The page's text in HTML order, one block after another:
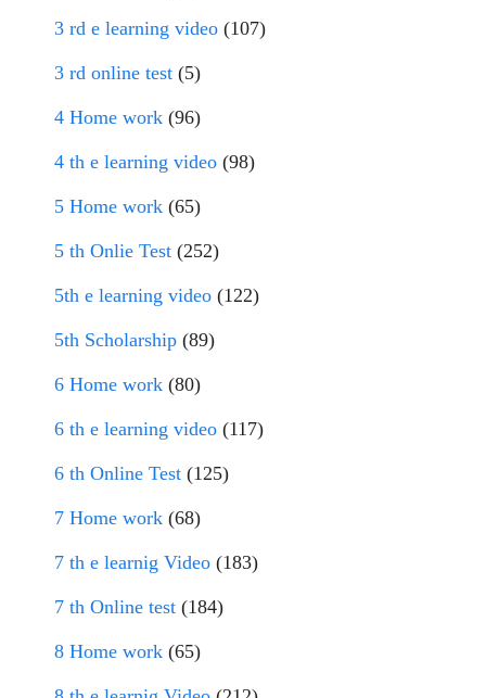
3 rd e learning video (107)
3 rd online test (5)
4 Home work (96)
4 th e learning video (98)
5 Home work (65)
5 th Onlie Test (252)
5th e learning video (122)
5th Scholarship (89)
6 Home work (80)
6 th e learning video (117)
6 th Online Test (125)
7 Home work (68)
7 th e learnig Video (183)
7 th Online test (184)
8 Home work (65)